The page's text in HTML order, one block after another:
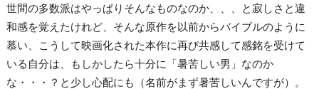
世間の多数派はやっぱりそんなものなのか、、、と寂しさと違
和感を覚えたけれど、そんな原作を以前からバイブルのように
慕い、こうして映画化された本作に再び共感して感銘を受けて
いる自分は、もしかしたら十分に「暑苦しい男」なのか
な・・・？と少し心配にも（名前がまず暑苦しいんですが）。